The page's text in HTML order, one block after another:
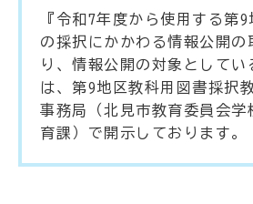
『令和7年度から使用する第
の採択にかかわる情報公開の
り、情報公開の対象としてい
は、第9地区教科用図書採択
事務局（北見市教育委員会学
育課）で開示しております。